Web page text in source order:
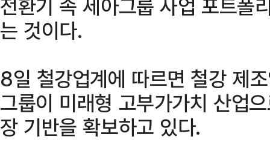
전환기 속 세아그룹 사업 포트폴
는 것이다.
8일 철강업계에 따르면 철강 제
그룹이 미래형 고부가가치 산업
장 기반을 확보하고 있다.